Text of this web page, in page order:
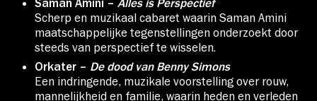
Saman Amini – Alles is Perspectief
Scherp en muzikaal cabaret waarin Saman Amini
maatschappelijke tegenstellingen onderzoekt door
steeds van perspectief te wisselen.
Orkater – De dood van Benny Simons
Een indringende, muzikale voorstelling over rouw,
mannelijkheid en familie, waarin heden en verleden